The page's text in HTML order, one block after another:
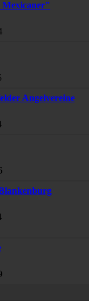
Mexicaner"
Angelvereine